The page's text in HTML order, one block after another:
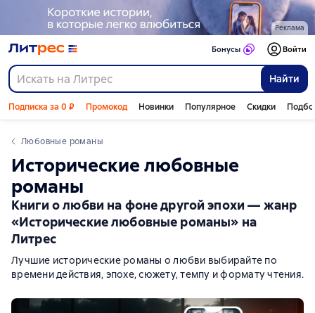
Реклама
Найти
Бонусы Войти
Подписка за 0 ₽ Промокод Новинки Популярное Скидки
любовные романы
Исторические любовные
романы
Книги о любви на фоне другой эпохи — жанр
«Исторические любовные романы» на
Литрес
Лучшие исторические романы о любви выбирайте по
времени действия, эпохе, сюжету, темпу и формату чтения.